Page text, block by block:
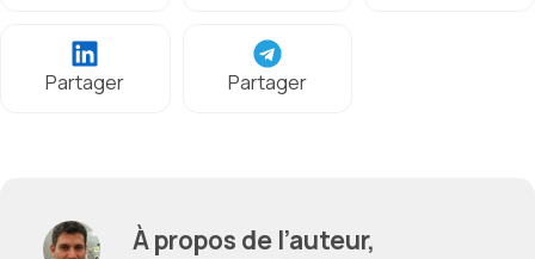
Partager Partager
À propos de l’auteur,